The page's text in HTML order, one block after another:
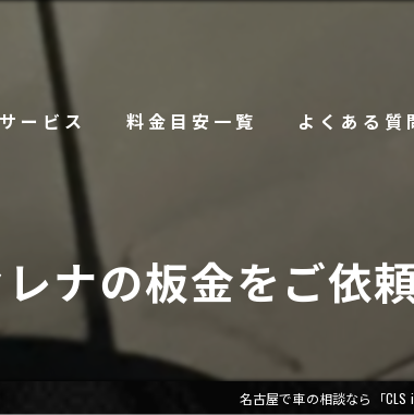
サービス 料金目安一覧 よくある質
ナの板金をご依
名古屋で車の相談なら「CLS